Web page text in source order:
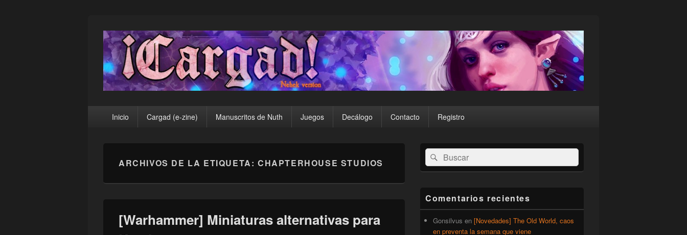
¡Cargad!
principalInicio Cargad (e-zine) Manuscritos de Nuth Juegos Decálogo Contacto Registro
ARCHIVOS DE LA ETIQUETA:CHAPTERHOUSE STUDIOS
[Warhammer] Miniaturas alternativas para
El
área
de
lateral
primaria
Buscar
por:
Buscar
Comentarios recientes
Gonsilvus en [Novedades] The Old World, caos
en preventa la semana que viene